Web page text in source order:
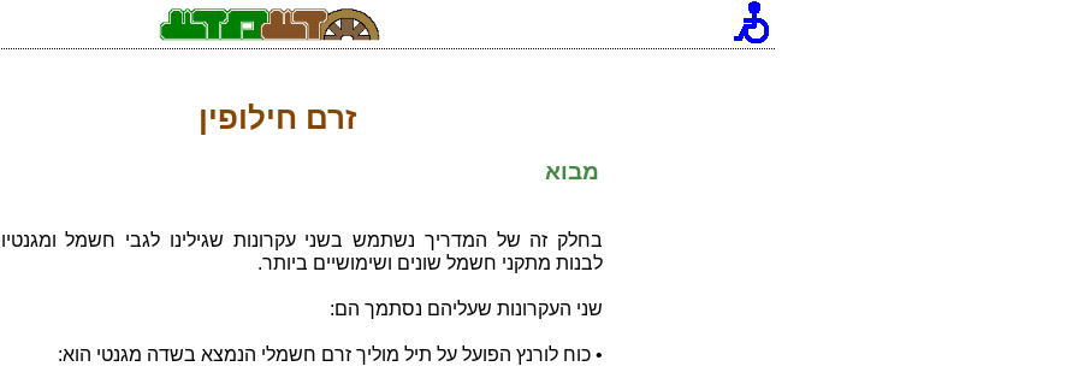
זרם חילופין
מבוא
בחלק זה של המדריך נשתמש בשני עקרונות שגילינו לגבי חשמל
לבנות מתקני חשמל שונים ושימושיים ביותר.
שני העקרונות שעליהם נסתמך הם:
• כוח לורנץ הפועל על תיל מוליך זרם חשמלי הנמצא בשדה מגנטי הוא: